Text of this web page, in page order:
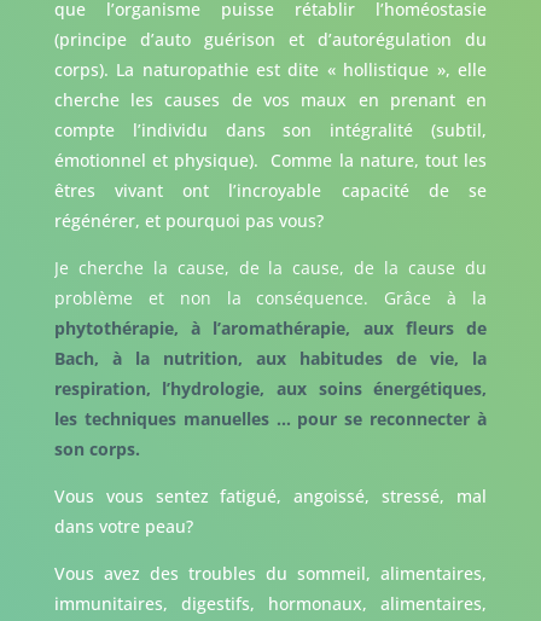
que l’organisme puisse rétablir l’homéostasie
(principe d’auto guérison et d’autorégulation du
corps). La naturopathie est dite « hollistique », elle
cherche les causes de vos maux en prenant en
compte l’individu dans son intégralité (subtil,
émotionnel et physique). Comme la nature, tout les
êtres vivant ont l’incroyable capacité de se
régénérer, et pourquoi pas vous?
Je cherche la cause, de la cause, de la cause du
problème et non la conséquence. Grâce à la
phytothérapie, à l’aromathérapie, aux fleurs de
Bach, à la nutrition, aux habitudes de vie, la
respiration, l’hydrologie, aux soins énergétiques,
les techniques manuelles … pour se reconnecter à
son corps.
Vous vous sentez fatigué, angoissé, stressé, mal
dans votre peau?
Vous avez des troubles du sommeil, alimentaires,
immunitaires, digestifs, hormonaux, alimentaires,